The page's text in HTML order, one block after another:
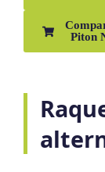
La Black
utilisation de
technologie de
maniabilité
certaine